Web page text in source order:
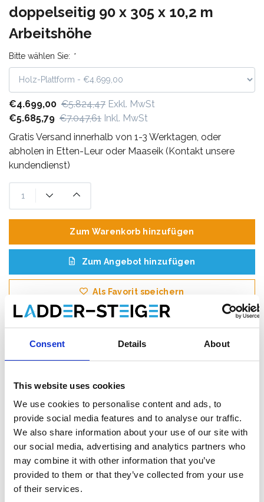
Consent Details About
This website uses cookies
We use cookies to personalise content and ads, to
provide social media features and to analyse our traffic.
We also share information about your use of our site with
our social media, advertising and analytics partners who
may combine it with other information that you’ve
provided to them or that they’ve collected from your use
of their services.
doppelseitig 90 x 305 x 10,2 m
Arbeitshöhe
Bitte wählen Sie: *
€4.699,00 €5.824,47 Exkl. MwSt
€5.685,79 €7.047,61 Inkl. MwSt
Gratis Versand innerhalb von 1-3 Werktagen, oder
abholen in Etten-Leur oder Maaseik (Kontakt unsere
kundendienst)
Zum Warenkorb hinzufügen
Zum Angebot hinzufügen
Als Favorit speichern
Beschreibung
Das
ASC AGS (Advantaged Guardrail System)
Rollgerüst
erfüllt die neue Norm. Ab dem 1. Januar 2018 muss
ein Handlauf vorhanden sein. Bei diesem AGS-Rollgerüst ist vor
dem Aufsteigen immer ein Handlauf vorhanden.